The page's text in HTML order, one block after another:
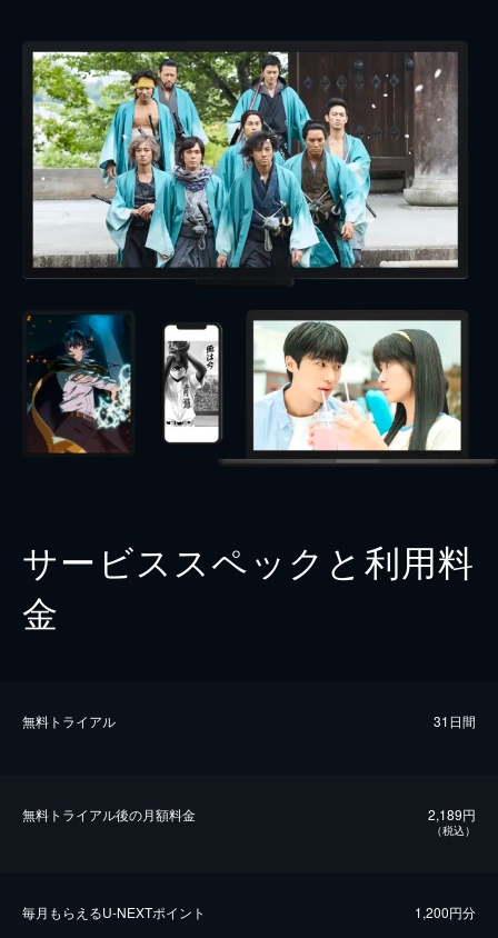
サービススペックと利用料
金
無料トライアル 31日間
無料トライアル後の⽉額料金 2,189円
（税込）
毎⽉もらえるU-NEXTポイント 1,200円分